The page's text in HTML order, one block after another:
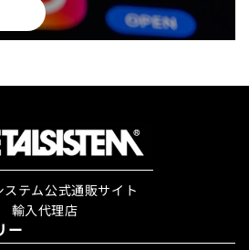
ステム公式通販サイト
輸入代理店
ー